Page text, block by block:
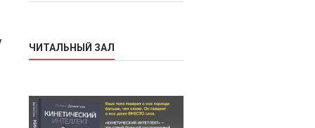
ЧИТАЛЬНЫЙ ЗАЛ